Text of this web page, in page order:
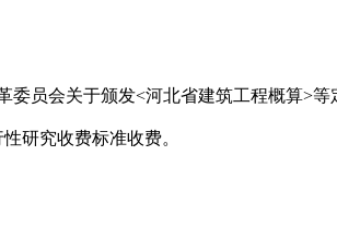
委员会关于颁发<河北省建筑工程概算>等
研究收费标准收费。